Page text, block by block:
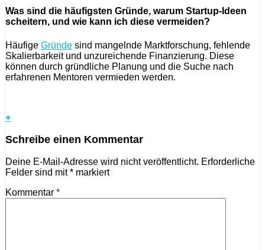
Was sind die häufigsten Gründe, warum Startup-Ideen
scheitern, und wie kann ich diese vermeiden?
Häufige Gründe sind mangelnde Marktforschung, fehlende
Skalierbarkeit und unzureichende Finanzierung. Diese
können durch gründliche Planung und die Suche nach
erfahrenen Mentoren vermieden werden.
+
Schreibe einen Kommentar
Deine E-Mail-Adresse wird nicht veröffentlicht. Erforderliche
Felder sind mit* markiert
Kommentar *